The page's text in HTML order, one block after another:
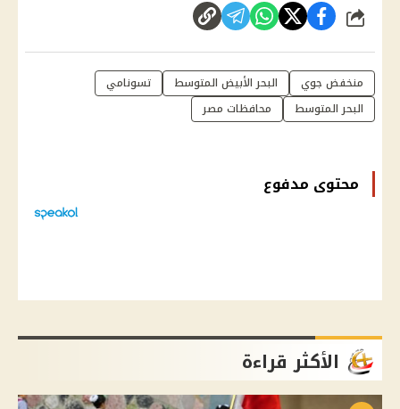
شارك
منخفض جوي البحر الأبيض المتوسط
تسونامي
البحر المتوسط
محافظات مصر
محتوى مدفوع
الأكثر قراءة